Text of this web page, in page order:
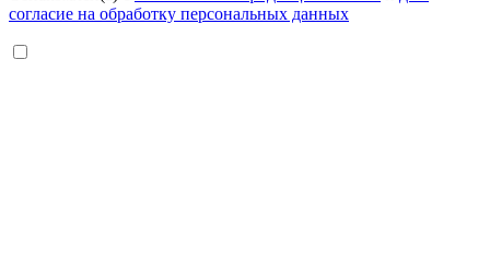
согласие на обработку персональных данных